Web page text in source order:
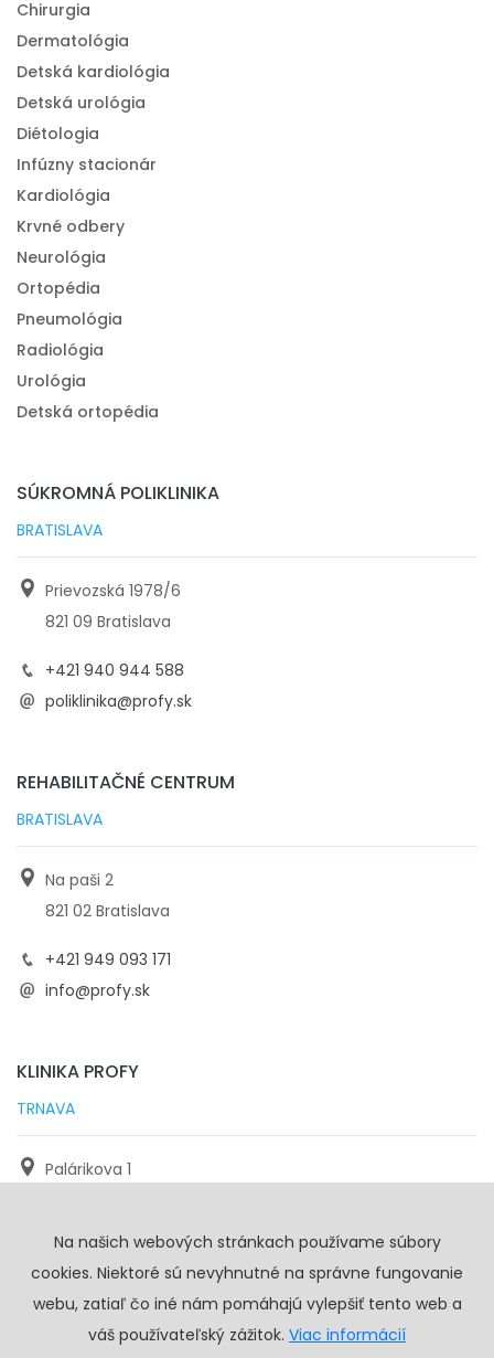
Chirurgia
Dermatológia
Detská kardiológia
Detská urológia
Diétologia
Infúzny stacionár
Kardiológia
Krvné odbery
Neurológia
Ortopédia
Pneumológia
Radiológia
Urológia
Detská ortopédia
SÚKROMNÁ POLIKLINIKA
BRATISLAVA
Prievozská 1978/6
821 09 Bratislava
+421 940 944 588
poliklinika@profy.sk
REHABILITAČNÉ CENTRUM
BRATISLAVA
Na paši 2
821 02 Bratislava
+421 949 093 171
info@profy.sk
KLINIKA PROFY
TRNAVA
Palárikova 1
+421 905 117 923
info@profy.sk
Na našich webových stránkach používame súbory
cookies. Niektoré sú nevyhnutné na správne fungovanie
webu, zatiaľ čo iné nám pomáhajú vylepšiť tento web a
váš používateľský zážitok. Viac informácií